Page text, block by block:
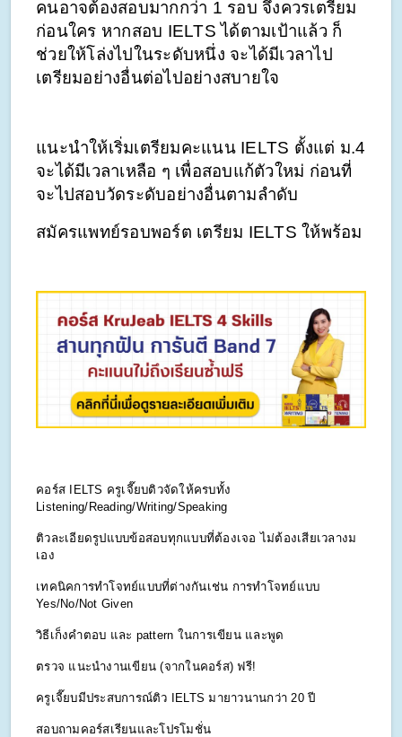
คนอาจต้องสอบมากกว่า 1 รอบ จึงควรเตรียม
ก่อนใคร หากสอบ IELTS ได้ตามเป้าแล้ว ก็
ช่วยให้โล่งไปในระดับหนึ่ง จะได้มีเวลาไป
เตรียมอย่างอื่นต่อไปอย่างสบายใจ
แนะนำให้เริ่มเตรียมคะแนน IELTS ตั้งแต่ ม.4
จะได้มีเวลาเหลือ ๆ เพื่อสอบแก้ตัวใหม่ ก่อนที่
จะไปสอบวัดระดับอย่างอื่นตามลำดับ
สมัครแพทย์รอบพอร์ต เตรียม IELTS ให้พร้อม
คอร์ส IELTS ครูเจี๊ยบติวจัดให้ครบทั้ง
Listening/Reading/Writing/Speaking
ติวละเอียดรูปแบบข้อสอบทุกแบบที่ต้องเจอ ไม่ต้องเสียเวลางม
เอง
เทคนิคการทำโจทย์แบบที่ต่างกันเช่น การทำโจทย์แบบ
Yes/No/Not Given
วิธีเก็งคำตอบ และ pattern ในการเขียน และพูด
ตรวจ แนะนำงานเขียน (จากในคอร์ส) ฟรี!
ครูเจี๊ยบมีประสบการณ์ติว IELTS มายาวนานกว่า 20 ปี
สอบถามคอร์สเรียนและโปรโมชั่น